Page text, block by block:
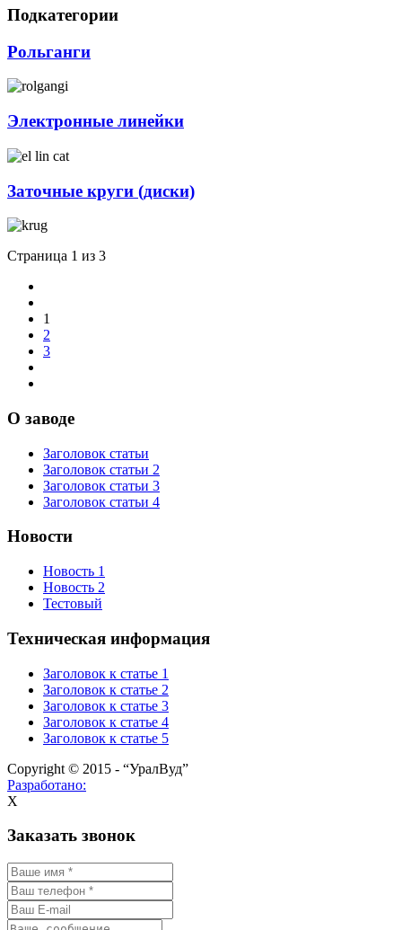
Подкатегории
Рольганги
Электронные линейки
Заточные круги (диски)
Страница 1 из 3
1
2
3
О заводе
Заголовок статьи
Заголовок статьи 2
Заголовок статьи 3
Заголовок статьи 4
Новости
Новость 1
Новость 2
Тестовый
Техническая информация
Заголовок к статье 1
Заголовок к статье 2
Заголовок к статье 3
Заголовок к статье 4
Заголовок к статье 5
Copyright © 2015 - “УралВуд”
Разработано:
X
Заказать звонок